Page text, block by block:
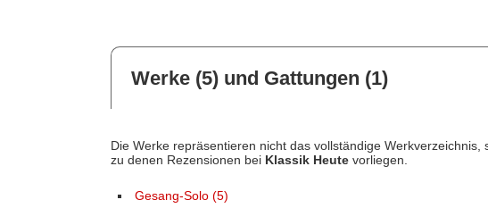
Werke (5) und Gattungen (1)
Die Werke repräsentieren nicht das vollständige Werkverzeichnis,
zu denen Rezensionen bei Klassik Heutevorliegen.
Gesang-Solo (5)